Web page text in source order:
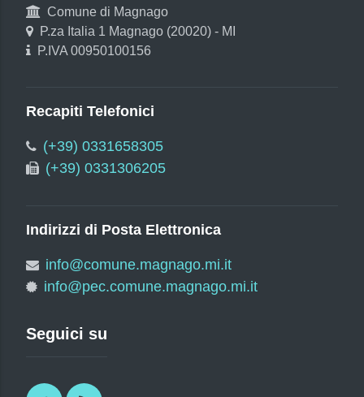
Comune di Magnago
P.za Italia 1 Magnago (20020) - MI
P.IVA 00950100156
Recapiti Telefonici
(+39) 0331658305
(+39) 0331306205
Indirizzi di Posta Elettronica
info@comune.magnago.mi.it
info@pec.comune.magnago.mi.it
Seguici su